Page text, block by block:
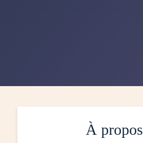
À propos